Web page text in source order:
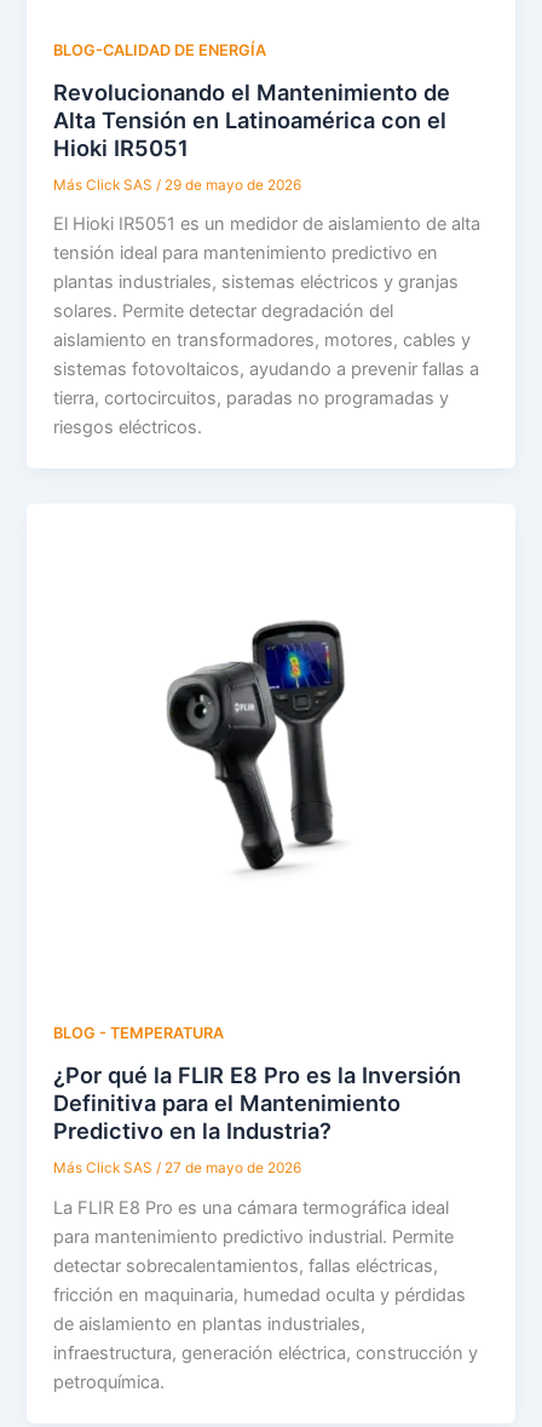
BLOG-CALIDAD DE ENERGÍA
Revolucionando el Mantenimiento de
Alta Tensión en Latinoamérica con el
Hioki IR5051
Más Click SAS / 29 de mayo de 2026
El Hioki IR5051 es un medidor de aislamiento de alta
tensión ideal para mantenimiento predictivo en
plantas industriales, sistemas eléctricos y granjas
solares. Permite detectar degradación del
aislamiento en transformadores, motores, cables y
sistemas fotovoltaicos, ayudando a prevenir fallas a
tierra, cortocircuitos, paradas no programadas y
riesgos eléctricos.
BLOG - TEMPERATURA
¿Por qué la FLIR E8 Pro es la Inversión
Definitiva para el Mantenimiento
Predictivo en la Industria?
Más Click SAS/ 27 de mayo de 2026
La FLIR E8 Pro es una cámara termográfica ideal
para mantenimiento predictivo industrial. Permite
detectar sobrecalentamientos, fallas eléctricas,
fricción en maquinaria, humedad oculta y pérdidas
de aislamiento en plantas industriales,
infraestructura, generación eléctrica, construcción y
petroquímica.